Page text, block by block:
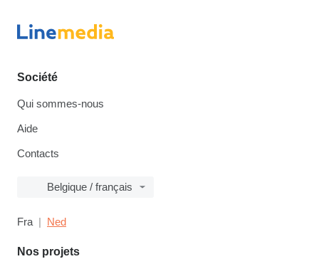
Société
Qui sommes-nous
Aide
Contacts
Belgique / français
Fra Ned
Nos projets